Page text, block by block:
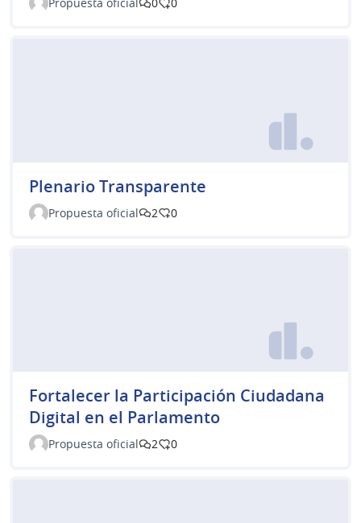
Plenario Transparente
Propuesta oficial 2 0
Fortalecer la Participación Ciudadana
Digital en el Parlamento
Propuesta oficial 2 0